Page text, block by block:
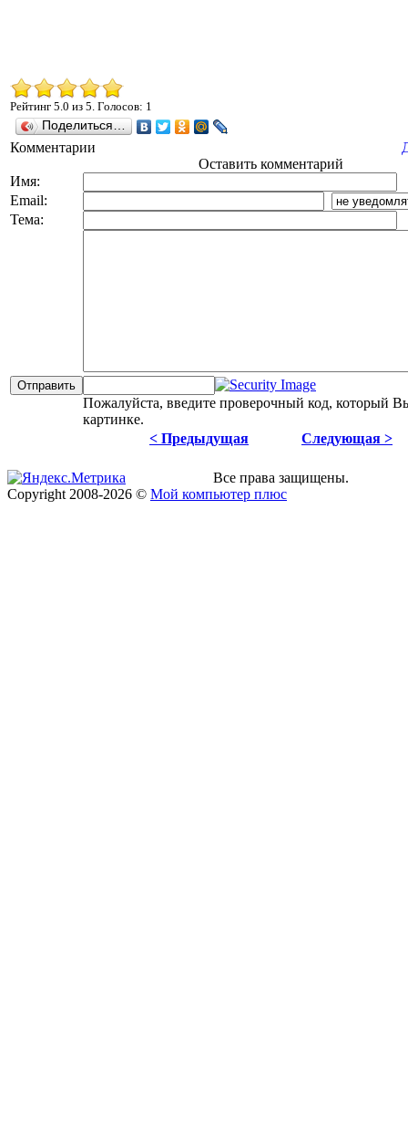
Рейтинг 5.0 из 5 . Голосов: 1
Поделиться…
Комментарии
Оставить комментарий
Имя:
Email:
Тема:
Пожалуйста, введите проверочный код, который
картинке.
< Предыдущая
Следующая >
Все права защищены.
Copyright 2008-2026 © Мой компьютер плюс